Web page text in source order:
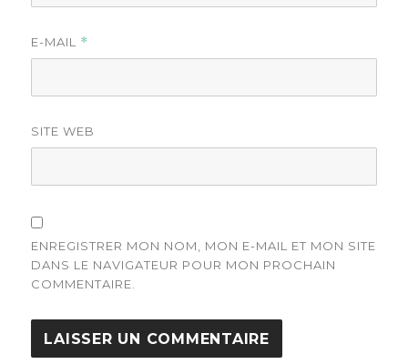
E-MAIL *
SITE WEB
ENREGISTRER MON NOM, MON E-MAIL ET MON SITE
DANS LE NAVIGATEUR POUR MON PROCHAIN
COMMENTAIRE.